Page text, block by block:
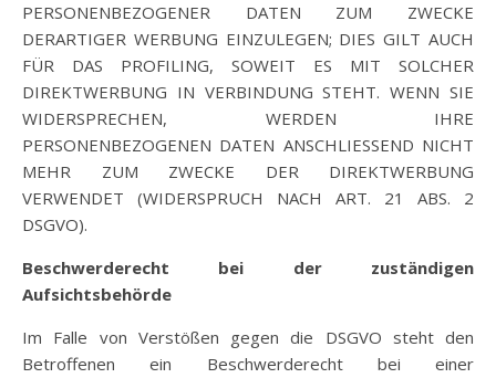
PERSONENBEZOGENER DATEN ZUM ZWECKE
DERARTIGER WERBUNG EINZULEGEN; DIES GILT AUCH
FÜR DAS PROFILING, SOWEIT ES MIT SOLCHER
DIREKTWERBUNG IN VERBINDUNG STEHT. WENN SIE
WIDERSPRECHEN, WERDEN IHRE
PERSONENBEZOGENEN DATEN ANSCHLIESSEND NICHT
MEHR ZUM ZWECKE DER DIREKTWERBUNG
VERWENDET (WIDERSPRUCH NACH ART. 21 ABS. 2
DSGVO).
Beschwerderecht bei der zuständigen
Aufsichtsbehörde
Im Falle von Verstößen gegen die DSGVO steht den
Betroffenen ein Beschwerderecht bei einer